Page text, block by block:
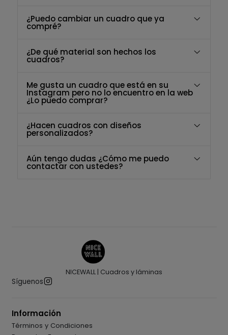
¿Puedo cambiar un cuadro que ya
compré?
¿De qué material son hechos los
cuadros?
Me gusta un cuadro que está en su
Instagram pero no lo encuentro en la web
¿Lo puedo comprar?
¿Hacen cuadros con diseños
personalizados?
Aún tengo dudas ¿Cómo me puedo
contactar con ustedes?
NICEWALL | Cuadros y láminas
Síguenos
Información
Términos y Condiciones